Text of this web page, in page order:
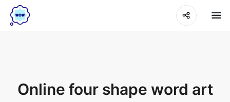
Online four shape word art